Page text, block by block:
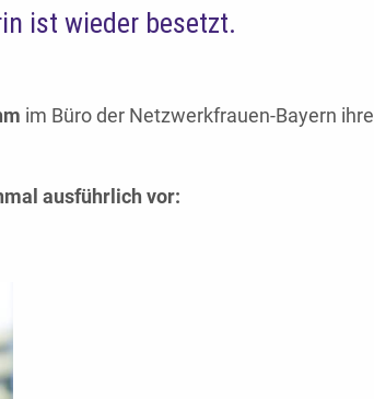
ist wieder besetzt.
im Büro der Netzwerkfrauen-Bayern ihre
ausführlich vor: